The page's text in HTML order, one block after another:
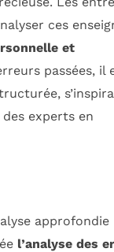
ces
et
passées, il
experts en
approfondie
l’analyse des